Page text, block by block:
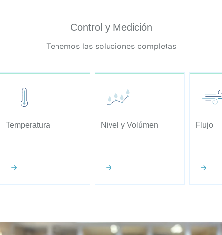
Control y Medición
Tenemos las soluciones completas
Temperatura Nivel y Volúmen Flujo